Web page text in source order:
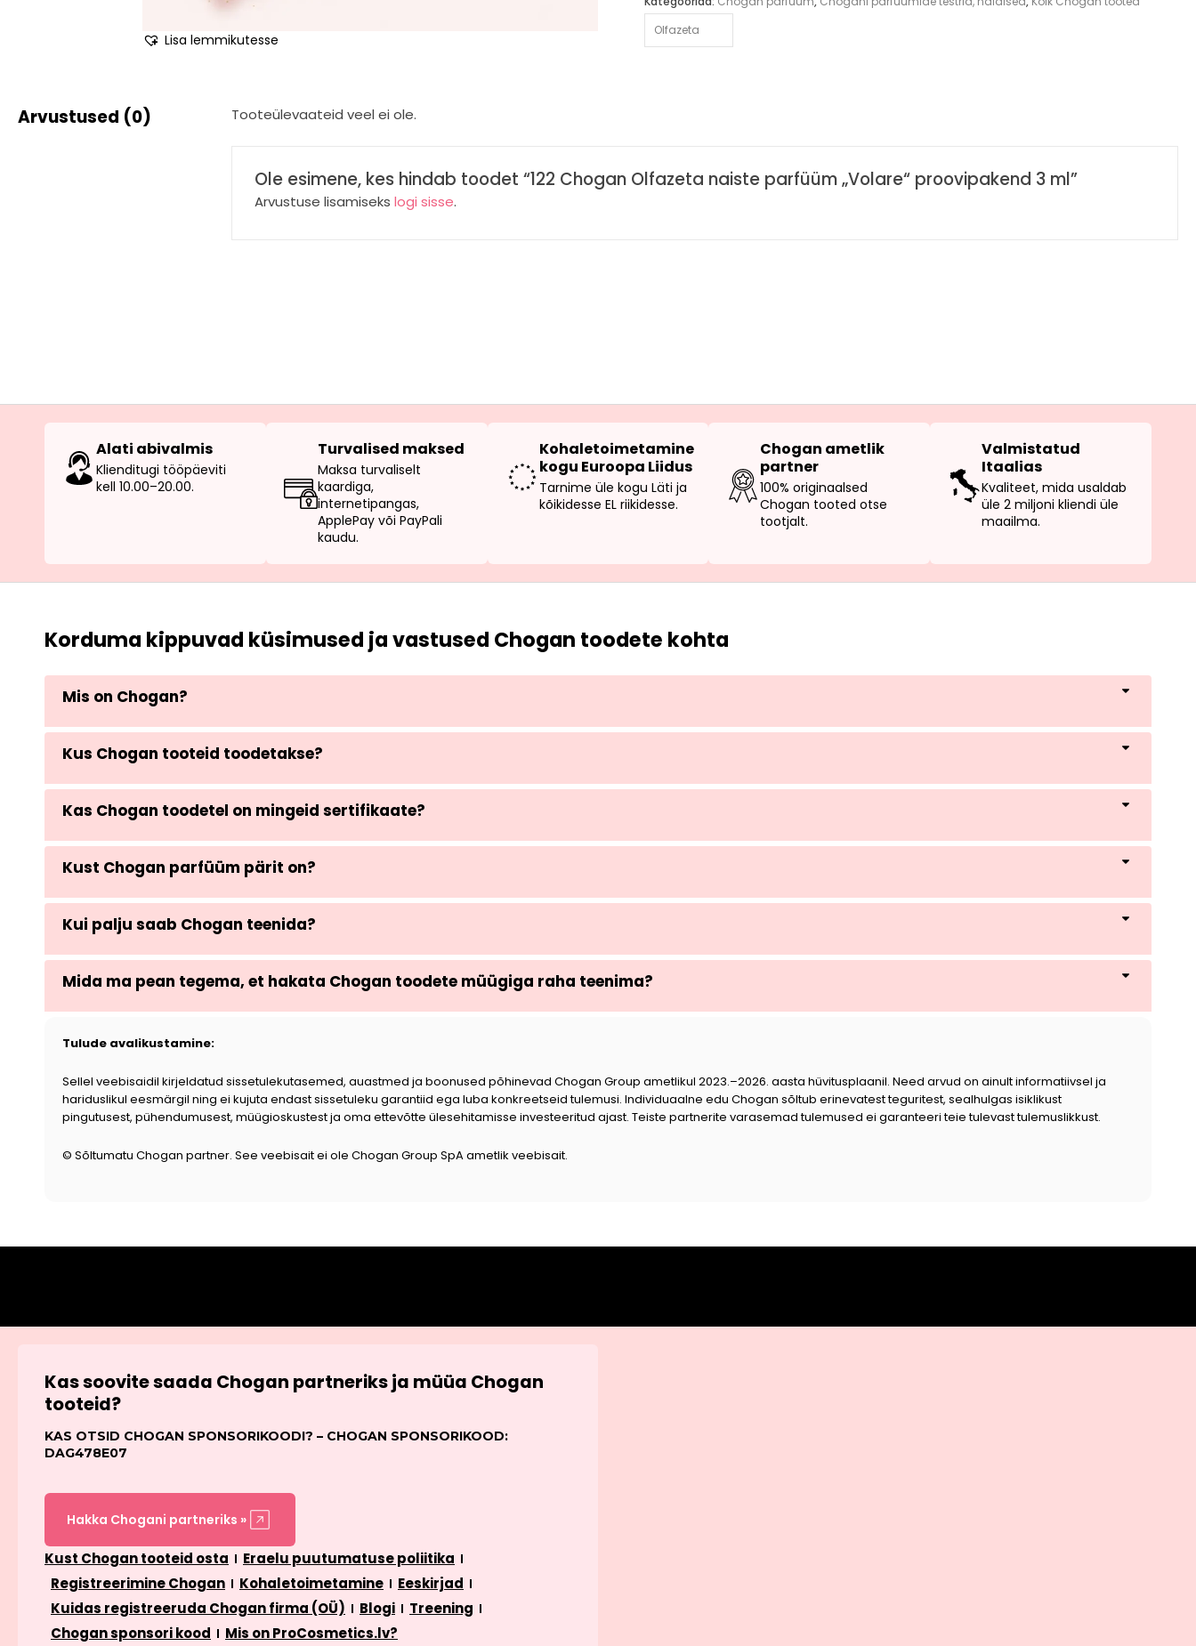
Lisa lemmikutesse
Olfazeta
Arvustused (0) Tooteülevaateid veel ei ole.
Ole esimene, kes hindab toodet “122 Chogan Olfazeta naiste parfüüm „Volare“ proovipakend 3 ml”
Arvustuse lisamisekslogi sisse.
Alati abivalmis
Klienditugi tööpäeviti
kell 10.00–20.00.
Turvalised maksed
Maksa turvaliselt
kaardiga,
internetipangas,
ApplePay või PayPali
kaudu.
Kohaletoimetamine
kogu Euroopa Liidus
Tarnime üle kogu Läti ja
kõikidesse EL riikidesse.
Chogan ametlik
partner
100% originaalsed
Chogan tooted otse
tootjalt.
Valmistatud
Itaalias
Kvaliteet, mida usaldab
üle 2 miljoni kliendi üle
maailma.
Korduma kippuvad küsimused ja vastused Chogan toodete kohta
Mis on Chogan?
Kus Chogan tooteid toodetakse?
Kas Chogan toodetel on mingeid sertifikaate?
Kust Chogan parfüüm pärit on?
Kui palju saab Chogan teenida?
Mida ma pean tegema, et hakata Chogan toodete müügiga raha teenima?
Tulude avalikustamine:
Sellel veebisaidil kirjeldatud sissetulekutasemed, auastmed ja boonused põhinevad Chogan Group ametlikul 2023.–2026. aasta hüvitusplaanil. Need arvud on ainult informatiivsel ja
hariduslikul eesmärgil ning ei kujuta endast sissetuleku garantiid ega luba konkreetseid tulemusi. Individuaalne edu Chogan sõltub erinevatest teguritest, sealhulgas isiklikust
pingutusest, pühendumusest, müügioskustest ja oma ettevõtte ülesehitamisse investeeritud ajast. Teiste partnerite varasemad tulemused ei garanteeri teie tulevast tulemuslikkust.
© Sõltumatu Chogan partner. See veebisait ei ole Chogan Group SpA ametlik veebisait.
Kas soovite saada Chogan partneriks ja müüa Chogan
tooteid?
KAS OTSID CHOGAN SPONSORIKOODI? – CHOGAN SPONSORIKOOD:
DAG478E07
Hakka Chogani partneriks »
Kust Chogan tooteid osta
Eraelu puutumatuse poliitika
Registreerimine Chogan
Kohaletoimetamine
Eeskirjad
Kuidas registreeruda Chogan firma (OÜ)
Blogi
Treening
Chogan sponsori kood
Mis on ProCosmetics.lv?